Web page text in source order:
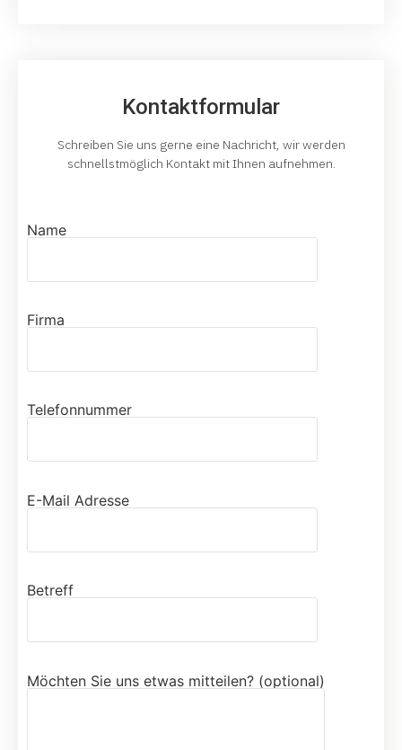
Kontaktformular
Schreiben Sie uns gerne eine Nachricht, wir werden
schnellstmöglich Kontakt mit Ihnen aufnehmen.
Name
Firma
Telefonnummer
E-Mail Adresse
Betreff
Möchten Sie uns etwas mitteilen? (optional)